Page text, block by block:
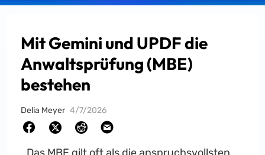
Mit Gemini und UPDF die
Anwaltsprüfung (MBE)
bestehen
Delia Meyer 4/7/2026